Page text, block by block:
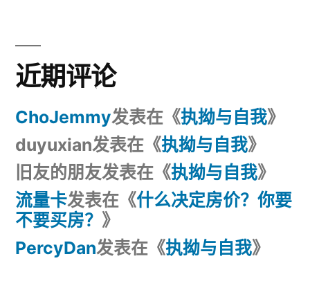
近期评论
ChoJemmy发表在《执拗与自我》
duyuxian发表在《执拗与自我》
旧友的朋友发表在《执拗与自我》
流量卡发表在《什么决定房价？你要
不要买房？ 》
PercyDan发表在《执拗与自我》